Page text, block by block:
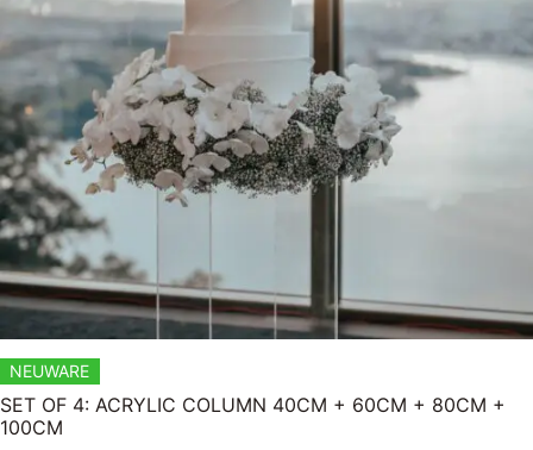
NEUWARE
SET OF 4: ACRYLIC COLUMN 40CM + 60CM + 80CM +
100CM